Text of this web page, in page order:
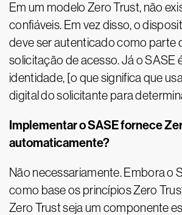
Em um modelo Zero Trust, não
confiáveis. Em vez disso, o
deve ser autenticado como parte
solicitação de acesso. Já o SASE
identidade, [o que significa que
digital do solicitante para
Implementar o SASE fornece
automaticamente?
Não necessariamente. Embora o
como base os princípios Zero
Zero Trust seja um componente